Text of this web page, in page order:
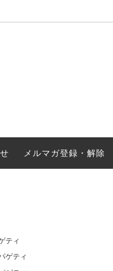
ティドレッ
メルマガ登録・解除
ティ
ゲティ